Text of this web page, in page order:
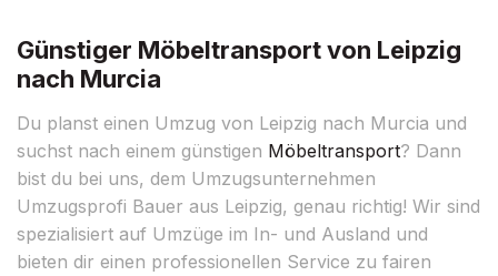
Günstiger Möbeltransport von Leipzig
nach Murcia
Du planst einen Umzug von Leipzig nach Murcia und
suchst nach einem günstigen Möbeltransport? Dann
bist du bei uns, dem Umzugsunternehmen
Umzugsprofi Bauer aus Leipzig, genau richtig! Wir sind
spezialisiert auf Umzüge im In- und Ausland und
bieten dir einen professionellen Service zu fairen